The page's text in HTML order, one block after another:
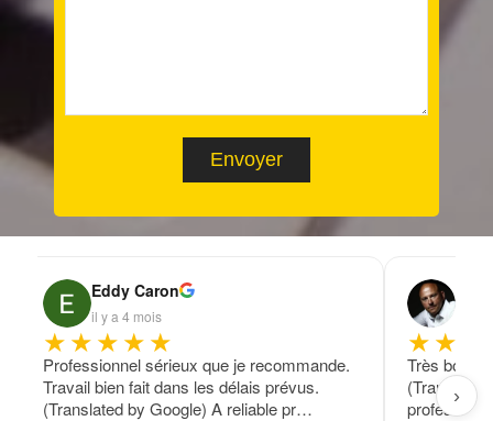
Eddy Caron
il y a 4 mois
★★★★★
Professionnel sérieux que je recommande.
Travail bien fait dans les délais prévus.
(Translated by Google) A reliable pr…
Très bon
›